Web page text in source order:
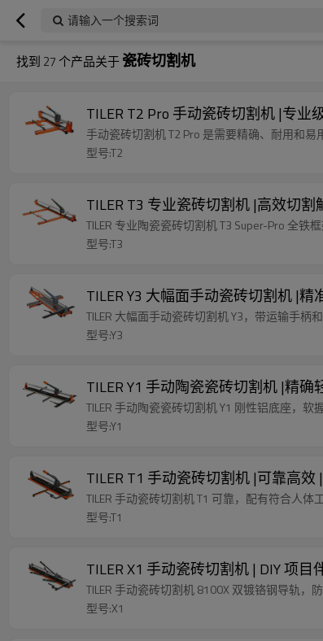
请输入一个搜索词
找到 27个产品关于瓷砖切割机
TILER T2 Pro 手动瓷砖切割机 |专
手动瓷砖切割机 T2 Pro 是需要精确、耐用和易
型号:T2
TILER T3 专业瓷砖切割机 |高效切
TILER 专业陶瓷瓷砖切割机 T3 Super-Pro 全铁
型号:T3
TILER Y3 大幅面手动瓷砖切割机 |
TILER 大幅面手动瓷砖切割机 Y3，带运输手柄
型号:Y3
TILER Y1 手动陶瓷瓷砖切割机 |精
TILER 手动陶瓷瓷砖切割机 Y1 刚性铝底座，
型号:Y1
TILER T1 手动瓷砖切割机 |可靠高
TILER 手动瓷砖切割机 T1 可靠，配有符合人
型号:T1
TILER X1 手动瓷砖切割机 | DIY 项
TILER 手动瓷砖切割机 8100X 双镀铬钢导轨，
型号:X1